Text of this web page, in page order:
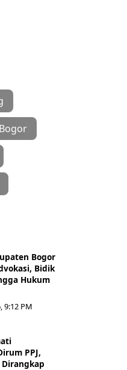
Bogor
Bogor
Bidik
Hukum
9:12 PM
PPJ,
Dirangkap